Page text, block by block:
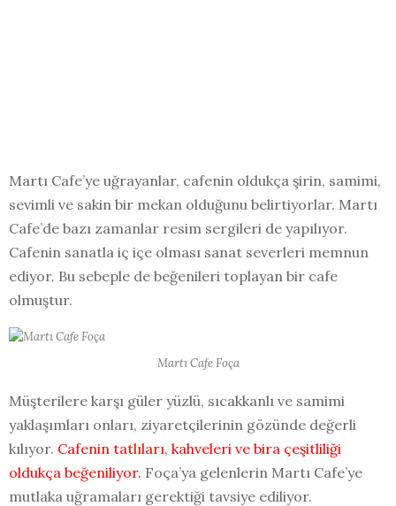
Martı Cafe’ye uğrayanlar, cafenin oldukça şirin, samimi,
sevimli ve sakin bir mekan olduğunu belirtiyorlar. Martı
Cafe’de bazı zamanlar resim sergileri de yapılıyor.
Cafenin sanatla iç içe olması sanat severleri memnun
ediyor. Bu sebeple de beğenileri toplayan bir cafe
olmuştur.
Martı Cafe Foça
Müşterilere karşı güler yüzlü, sıcakkanlı ve samimi
yaklaşımları onları, ziyaretçilerinin gözünde değerli
kılıyor. Cafenin tatlıları, kahveleri ve bira çeşitliliği
oldukça beğeniliyor. Foça’ya gelenlerin Martı Cafe’ye
mutlaka uğramaları gerektiği tavsiye ediliyor.